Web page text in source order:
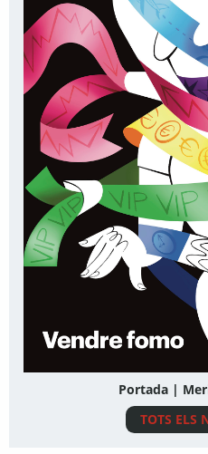
Portada |
TOTS ELS